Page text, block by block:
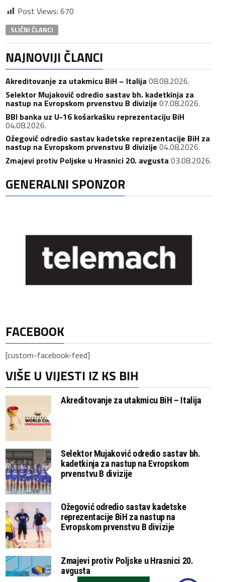
Post Views: 670
SLIČNI ČLANCI
NAJNOVIJI ČLANCI
Akreditovanje za utakmicu BiH – Italija 08.08.2026.
Selektor Mujaković odredio sastav bh. kadetkinja za
nastup na Evropskom prvenstvu B divizije 07.08.2026.
BBI banka uz U-16 košarkašku reprezentaciju BiH
04.08.2026.
Ožegović odredio sastav kadetske reprezentacije BiH za
nastup na Evropskom prvenstvu B divizije 04.08.2026.
Zmajevi protiv Poljske u Hrasnici 20. avgusta 03.08.2026.
GENERALNI SPONZOR
FACEBOOK
[custom-facebook-feed]
VIŠE U VIJESTI IZ KS BIH
Akreditovanje za utakmicu BiH – Italija
Selektor Mujaković odredio sastav bh.
kadetkinja za nastup na Evropskom
prvenstvu B divizije
Ožegović odredio sastav kadetske
reprezentacije BiH za nastup na
Evropskom prvenstvu B divizije
Zmajevi protiv Poljske u Hrasnici 20.
avgusta